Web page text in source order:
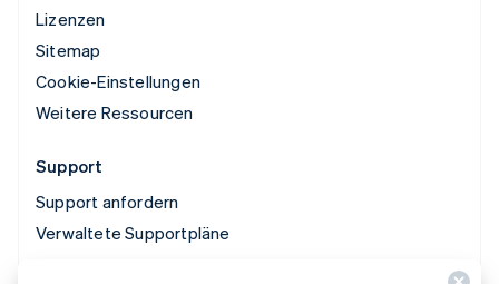
Lizenzen
Sitemap
Cookie-Einstellungen
Weitere Ressourcen
Support
Support anfordern
Verwaltete Supportpläne